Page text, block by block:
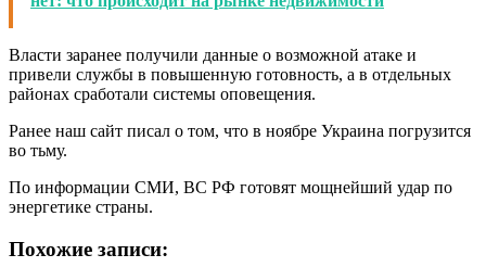
Власти заранее получили данные о возможной атаке и
привели службы в повышенную готовность, а в отдельных
районах сработали системы оповещения.
Ранее наш сайт писал о том, что в ноябре Украина погрузится
во тьму.
По информации СМИ, ВС РФ готовят мощнейший удар по
энергетике страны.
Похожие записи: